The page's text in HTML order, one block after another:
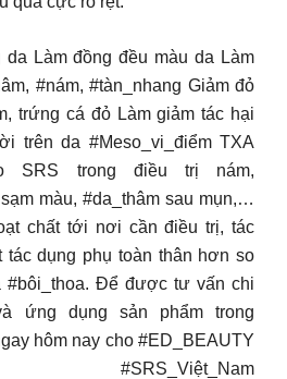
da Làm đồng đều màu da Làm
#nám, #tàn_nhang Giảm đỏ
trứng cá đỏ Làm giảm tác hại
trên da #Meso_vi_điểm TXA
SRS trong điều trị nám,
màu, #da_thâm sau mụn,…
chất tới nơi cần điều trị, tác
dụng phụ toàn thân hơn so
#bôi_thoa. Để được tư vấn chi
ứng dụng sản phẩm trong
hôm nay cho #ED_BEAUTY